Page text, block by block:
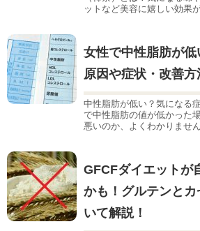
ットなど美容に嬉しい効果
女性で中性脂肪が
原因や症状・改善
中性脂肪が低い？気になる
で中性脂肪の値が低かった
悪いのか、よくわかりませ
GFCFダイエットが
かも！グルテンと
いて解説！